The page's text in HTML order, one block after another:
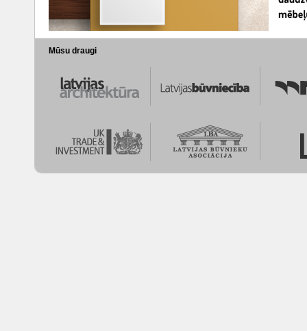
Mūsu draugi